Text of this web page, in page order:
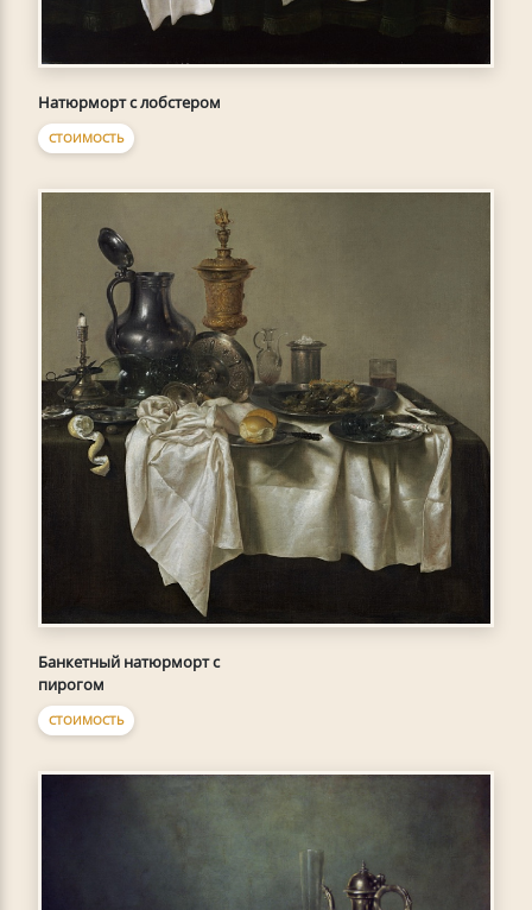
Натюрморт с лобстером
СТОИМОСТЬ
Банкетный натюрморт с
пирогом
СТОИМОСТЬ